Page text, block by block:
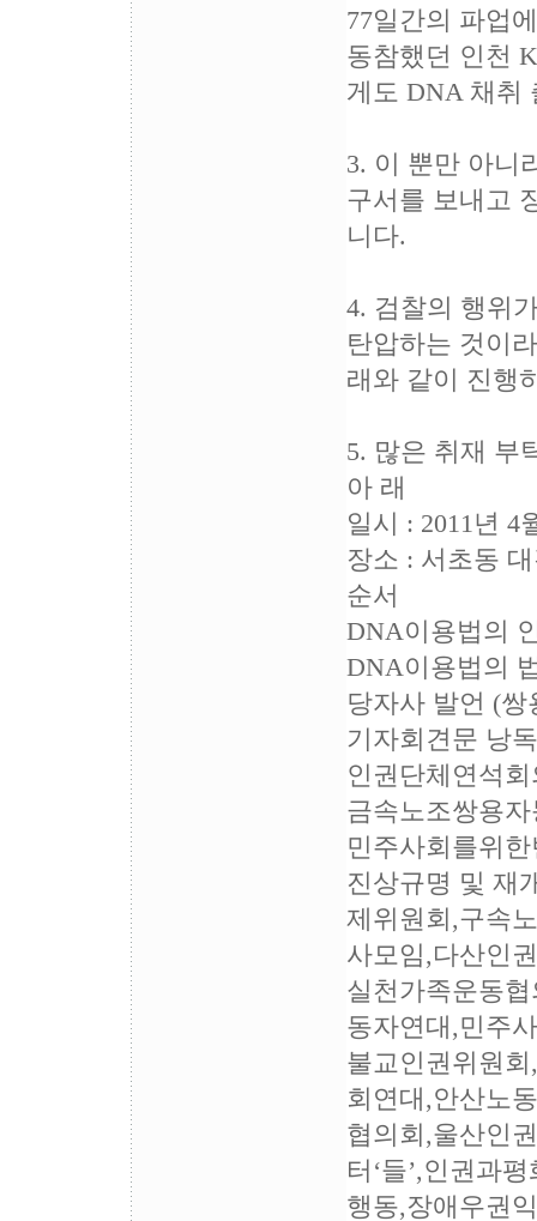
77일간의 파업
동참했던 인천
게도 DNA 채취
3. 이 뿐만 아니
구서를 보내고
니다.
4. 검찰의 행위
탄압하는 것이
래와 같이 진행
5. 많은 취재 부
아 래
일시 : 2011년 4
장소 : 서초동
순서
DNA이용법의
DNA이용법의
당자사 발언 (
기자회견문 낭독
인권단체연석
금속노조쌍용
민주사회를위
진상규명 및 재
제위원회,구속
사모임,다산인
실천가족운동
동자연대,민주
불교인권위원
회연대,안산노
협의회,울산인
터‘들’,인권과
행동,장애우권